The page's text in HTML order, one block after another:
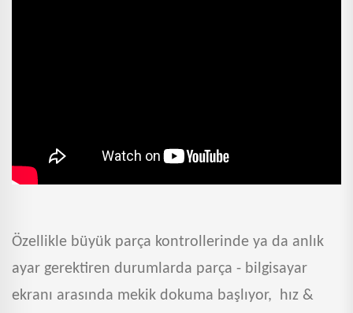
Özellikle büyük parça kontrollerinde ya da anlık
ayar gerektiren durumlarda parça - bilgisayar
ekranı arasında mekik dokuma başlıyor, hız &